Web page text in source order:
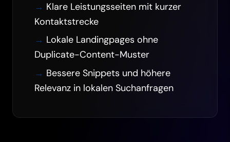
Klare Leistungsseiten mit kurzer
Kontaktstrecke
Lokale Landingpages ohne
Duplicate-Content-Muster
Bessere Snippets und höhere
Relevanz in lokalen Suchanfragen